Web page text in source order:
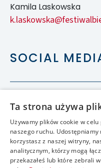
Kamila Laskowska
SOCIAL
Ta strona używa
Używamy plików cookie w
naszego ruchu.
korzystasz z naszej witryny,
analitycznym, którzy mogą
przekazałeś lub które zebrali